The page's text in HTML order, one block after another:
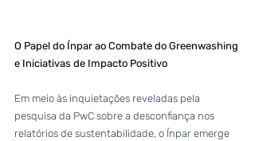
O Papel do Ínpar ao Combate do Greenwashing
e Iniciativas de Impacto Positivo
Em meio às inquietações reveladas pela
pesquisa da PwC sobre a desconfiança nos
relatórios de sustentabilidade, o Ínpar emerge